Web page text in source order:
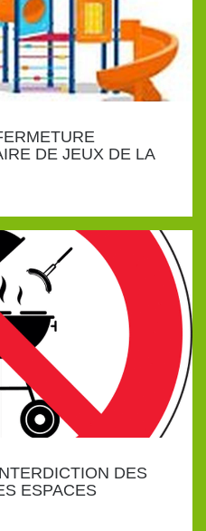
DE JEUX DE LA
DES
ESPACES